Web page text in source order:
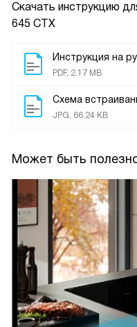
Скачать инструкцию
645 CTX
Инструкция на
PDF, 2.17 MB
Схема
JPG, 66.24 KB
Может быть